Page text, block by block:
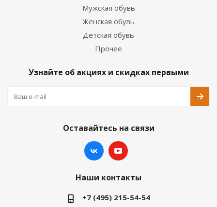
Мужская обувь
Женская обувь
Детская обувь
Прочее
Узнайте об акциях и скидках первыми
Оставайтесь на связи
Наши контакты
+7 (495) 215-54-54